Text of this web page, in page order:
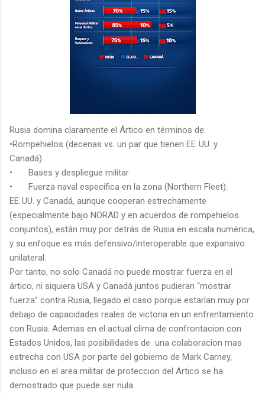
Rusia domina claramente el Ártico en términos de:
•Rompehielos (decenas vs. un par que tienen EE. UU. y
Canadá).
•
Bases y despliegue militar
•
Fuerza naval específica en la zona (Northern Fleet).
EE. UU. y Canadá, aunque cooperan estrechamente
(especialmente bajo NORAD y en acuerdos de rompehielos
conjuntos), están muy por detrás de Rusia en escala numérica,
y su enfoque es más defensivo/interoperable que expansivo
unilateral.
Por tanto, no solo Canadá no puede mostrar fuerza en el
ártico, ni siquiera USA y Canadá juntos pudieran “mostrar
fuerza” contra Rusia, llegado el caso porque estarían muy por
debajo de capacidades reales de victoria en un enfrentamiento
con Rusia. Ademas en el actual clima de confrontacion con
Estados Unidos, las posibilidades de una colaboracion mas
estrecha con USA por parte del gobierno de Mark Carney,
incluso en el area militar de proteccion del Artico se ha
demostrado que puede ser nula.